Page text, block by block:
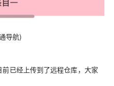
导航)
已经上传到了远程仓库，大家